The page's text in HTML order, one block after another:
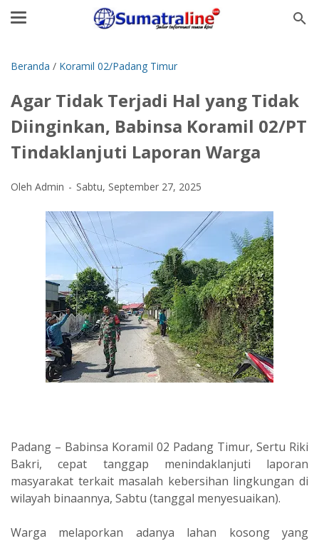
Beranda / Koramil 02/Padang Timur
Agar Tidak Terjadi Hal yang Tidak
Diinginkan, Babinsa Koramil 02/PT
Tindaklanjuti Laporan Warga
Oleh Admin Sabtu, September 27, 2025
Padang – Babinsa Koramil 02 Padang Timur, Sertu Riki
Bakri, cepat tanggap menindaklanjuti laporan
masyarakat terkait masalah kebersihan lingkungan di
wilayah binaannya, Sabtu (tanggal menyesuaikan).
Warga melaporkan adanya lahan kosong yang